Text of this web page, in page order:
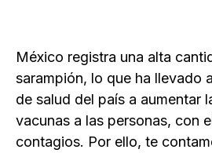
México registra una alta
sarampión, lo que ha llevado
de salud del país a aumentar
vacunas a las personas, con
contagios. Por ello, te